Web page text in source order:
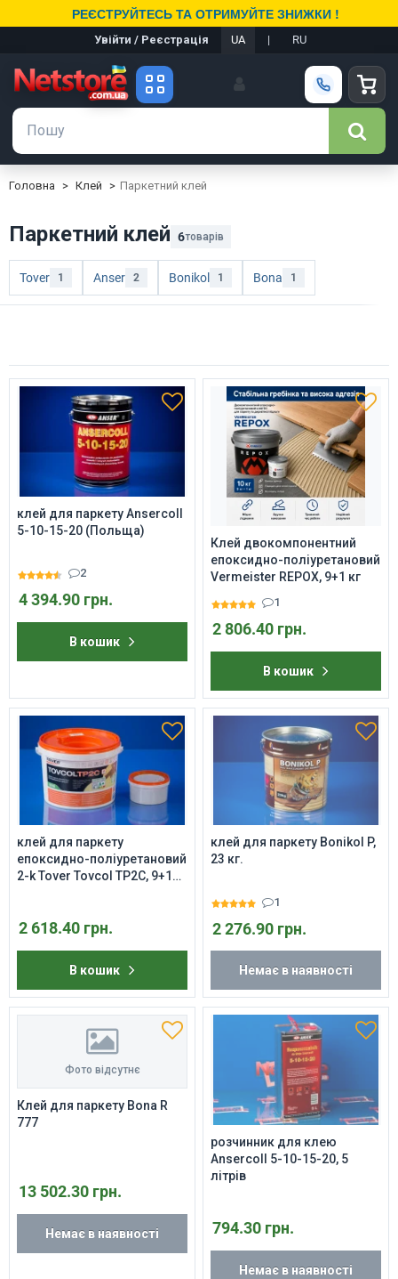
РЕЄСТРУЙТЕСЬ ТА ОТРИМУЙТЕ ЗНИЖКИ !
Увійти / Реєстрація UA | RU
Головна Клей Паркетний клей
Паркетний клей 6товарів
Tover 1 Anser 2 Bonikol 1 Bona 1
клей для паркету Ansercoll
5-10-15-20 (Польща)
4 394.90 грн.
2
В кошик
Клей двокомпонентний
епоксидно-поліуретановий
Vermeister REPOX, 9+1 кг
2 806.40 грн.
1
В кошик
клей для паркету
епоксидно-поліуретановий
2-k Tover Tovcol TP2C, 9+1
2 618.40 грн.
В кошик
клей для паркету Bonikol P,
23 кг.
2 276.90 грн.
1
Немає в наявності
Фото відсутнє
Клей для паркету Bona R
777
13 502.30 грн.
Немає в наявності
розчинник для клею
Ansercoll 5-10-15-20, 5
літрів
794.30 грн.
Немає в наявності